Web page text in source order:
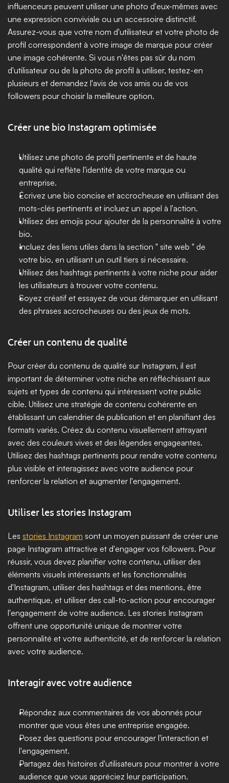
influenceurs peuvent utiliser une photo d'eux-mêmes avec
une expression conviviale ou un accessoire distinctif.
Assurez-vous que votre nom d'utilisateur et votre photo de
profil correspondent à votre image de marque pour créer
une image cohérente. Si vous n'êtes pas sûr du nom
d'utilisateur ou de la photo de profil à utiliser, testez-en
plusieurs et demandez l'avis de vos amis ou de vos
followers pour choisir la meilleure option.
Créer une bio Instagram optimisée
Utilisez une photo de profil pertinente et de haute
qualité qui reflète l'identité de votre marque ou
entreprise.
Écrivez une bio concise et accrocheuse en utilisant des
mots-clés pertinents et incluez un appel à l'action.
Utilisez des emojis pour ajouter de la personnalité à votre
bio.
Incluez des liens utiles dans la section " site web " de
votre bio, en utilisant un outil tiers si nécessaire.
Utilisez des hashtags pertinents à votre niche pour aider
les utilisateurs à trouver votre contenu.
Soyez créatif et essayez de vous démarquer en utilisant
des phrases accrocheuses ou des jeux de mots.
Créer un contenu de qualité
Pour créer du contenu de qualité sur Instagram, il est
important de déterminer votre niche en réfléchissant aux
sujets et types de contenu qui intéressent votre public
cible. Utilisez une stratégie de contenu cohérente en
établissant un calendrier de publication et en planifiant des
formats variés. Créez du contenu visuellement attrayant
avec des couleurs vives et des légendes engageantes.
Utilisez des hashtags pertinents pour rendre votre contenu
plus visible et interagissez avec votre audience pour
renforcer la relation et augmenter l'engagement.
Utiliser les stories Instagram
Les stories Instagram sont un moyen puissant de créer une
page Instagram attractive et d'engager vos followers. Pour
réussir, vous devez planifier votre contenu, utiliser des
éléments visuels intéressants et les fonctionnalités
d'Instagram, utiliser des hashtags et des mentions, être
authentique, et utiliser des call-to-action pour encourager
l'engagement de votre audience. Les stories Instagram
offrent une opportunité unique de montrer votre
personnalité et votre authenticité, et de renforcer la relation
avec votre audience.
Interagir avec votre audience
Répondez aux commentaires de vos abonnés pour
montrer que vous êtes une entreprise engagée.
Posez des questions pour encourager l'interaction et
l'engagement.
Partagez des histoires d'utilisateurs pour montrer à votre
audience que vous appréciez leur participation.